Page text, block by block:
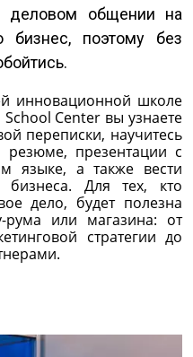
деловом общении на
поэтому без
инновационной школе
Center вы узнаете
переписки, научитесь
резюме, презентации с
языке, а также вести
Для тех, кто
дело, будет полезна
или магазина: от
стратегии до